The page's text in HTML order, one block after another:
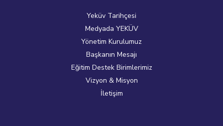
Yeküv Tarihçesi
Medyada YEKÜV
Yönetim Kurulumuz
Başkanın Mesajı
Eğitim Destek Birimlerimiz
Vizyon & Misyon
İletişim